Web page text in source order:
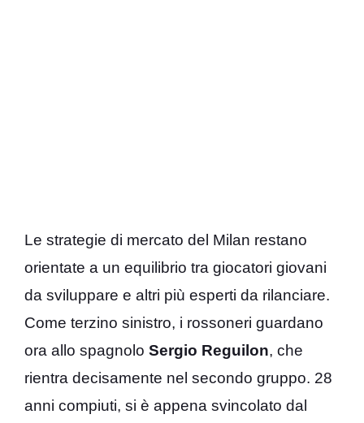
Le strategie di mercato del Milan restano
orientate a un equilibrio tra giocatori giovani
da sviluppare e altri più esperti da rilanciare.
Come terzino sinistro, i rossoneri guardano
ora allo spagnolo Sergio Reguilon, che
rientra decisamente nel secondo gruppo. 28
anni compiuti, si è appena svincolato dal